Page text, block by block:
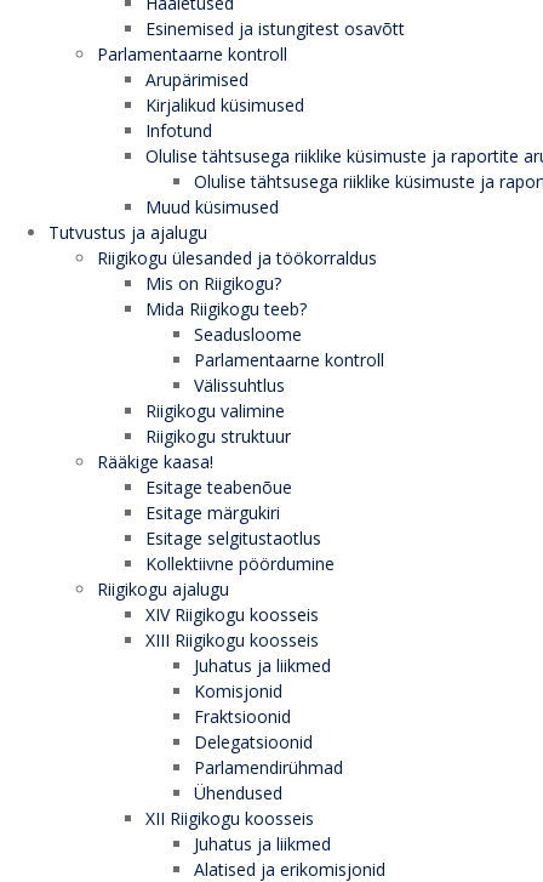
Esinemised ja istungitest osavõtt
Parlamentaarne kontroll
Arupärimised
Kirjalikud küsimused
Infotund
Olulise tähtsusega riiklike küsimuste ja raportite
Olulise tähtsusega riiklike küsimuste ja
Muud küsimused
Tutvustus ja ajalugu
Riigikogu ülesanded ja töökorraldus
Mis on Riigikogu?
Mida Riigikogu teeb?
Seadusloome
Parlamentaarne kontroll
Välissuhtlus
Riigikogu valimine
Riigikogu struktuur
Rääkige kaasa!
Esitage teabenõue
Esitage märgukiri
Esitage selgitustaotlus
Kollektiivne pöördumine
Riigikogu ajalugu
XIV Riigikogu koosseis
XIII Riigikogu koosseis
Juhatus ja liikmed
Komisjonid
Fraktsioonid
Delegatsioonid
Parlamendirühmad
Ühendused
XII Riigikogu koosseis
Juhatus ja liikmed
Alatised ja erikomisjonid